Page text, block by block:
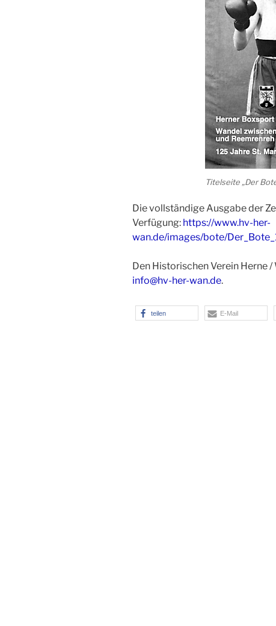
Titelseite „Der
Die vollständige Ausgabe der
Verfügung: https://www.hv-her-
wan.de/images/bote/
Den Historischen Verein Herne
info@hv-her-wan.de.
teilen E-Mail